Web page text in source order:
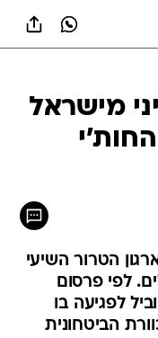
מישראל
הטרור השיעי
לפי פרסום
לפגיעה בו
הביטחונית